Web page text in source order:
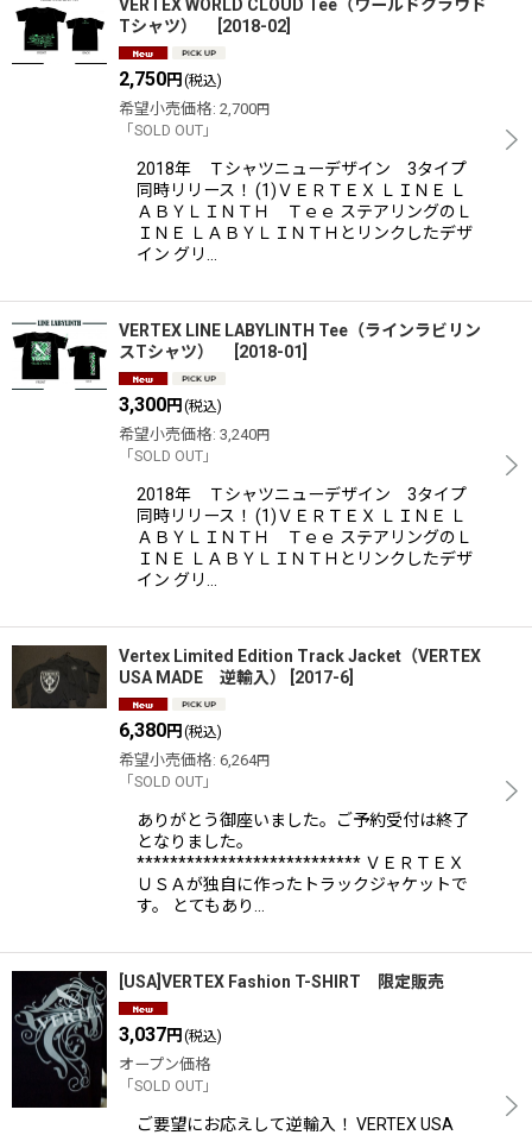
VERTEX WORLD CLOUD Tee（ワールドクラウド
Tシャツ）
2018-02
2,750円 (税込)
希望小売価格: 2,700円
「SOLD OUT」
2018年 Ｔシャツニューデザイン 3タイプ
同時リリース！ (1)ＶＥＲＴＥＸ ＬＩＮＥ Ｌ
ＡＢＹＬＩＮＴＨ Ｔｅｅ ステアリングのＬ
ＩＮＥ ＬＡＢＹＬＩＮＴＨとリンクしたデザ
イン グリ…
VERTEX LINE LABYLINTH Tee（ラインラビリン
スTシャツ）
2018-01
3,300円 (税込)
希望小売価格: 3,240円
「SOLD OUT」
2018年 Ｔシャツニューデザイン 3タイプ
同時リリース！ (1)ＶＥＲＴＥＸ ＬＩＮＥ Ｌ
ＡＢＹＬＩＮＴＨ Ｔｅｅ ステアリングのＬ
ＩＮＥ ＬＡＢＹＬＩＮＴＨとリンクしたデザ
イン グリ…
Vertex Limited Edition Track Jacket（VERTEX
USA MADE 逆輸入）
2017-6
6,380円 (税込)
希望小売価格: 6,264円
「SOLD OUT」
ありがとう御座いました。ご予約受付は終了
となりました。
*************************** ＶＥＲＴＥＸ
ＵＳＡが独自に作ったトラックジャケットで
す。 とてもあり…
[USA]VERTEX Fashion T-SHIRT 限定販売
3,037円 (税込)
オープン価格
「SOLD OUT」
ご要望にお応えして逆輸入！ VERTEX USA